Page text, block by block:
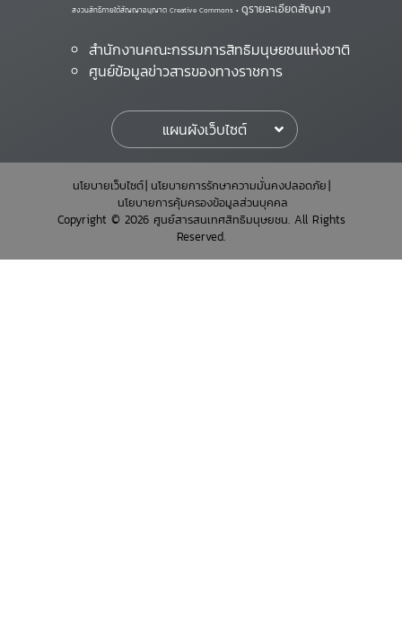
สงวนสิทธิ์ภายใต้สัญญาอนุญาต Creative Commons • ดูรายละเอียดสัญญา
สำนักงานคณะกรรมการสิทธิมนุษยชนแห่งชาติ
ศูนย์ข้อมูลข่าวสารของทางราชการ
แผนผังเว็บไซต์
นโยบายเว็บไซต์ นโยบายการรักษาความมั่นคงปลอดภัย
นโยบายการคุ้มครองข้อมูลส่วนบุคคล
Copyright © 2026 ศูนย์สารสนเทศสิทธิมนุษยชน. All Rights
Reserved.